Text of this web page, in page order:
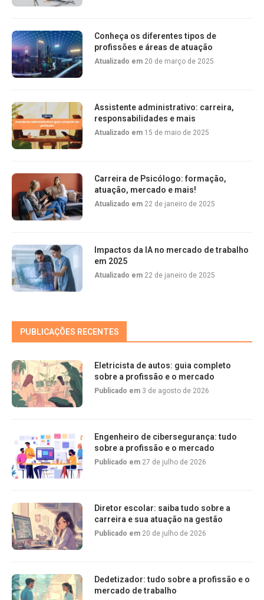
Conheça os diferentes tipos de
profissões e áreas de atuação
Atualizado em 20 de março de 2025
Assistente administrativo: carreira,
responsabilidades e mais
Atualizado em 15 de maio de 2025
Carreira de Psicólogo: formação,
atuação, mercado e mais!
Atualizado em 22 de janeiro de 2025
Impactos da IA no mercado de trabalho
em 2025
Atualizado em 22 de janeiro de 2025
PUBLICAÇÕES RECENTES
Eletricista de autos: guia completo
sobre a profissão e o mercado
Publicado em 3 de agosto de 2026
Engenheiro de cibersegurança: tudo
sobre a profissão e o mercado
Publicado em 27 de julho de 2026
Diretor escolar: saiba tudo sobre a
carreira e sua atuação na gestão
Publicado em 20 de julho de 2026
Dedetizador: tudo sobre a profissão e o
mercado de trabalho